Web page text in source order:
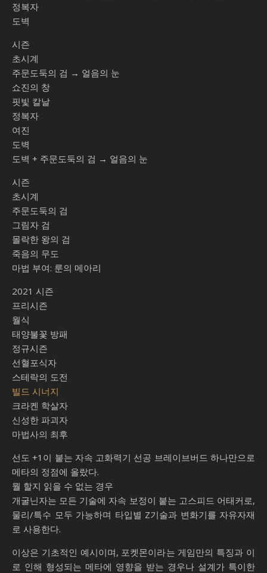
정복자
도벽
시즌
초시계
주문도둑의 검 → 얼음의 눈
쇼진의 창
핏빛 칼날
정복자
여진
도벽
도벽 + 주문도둑의 검 → 얼음의 눈
시즌
초시계
주문도둑의 검
그림자 검
몰락한 왕의 검
죽음의 무도
마법 부여: 룬의 메아리
2021 시즌
프리시즌
월식
태양불꽃 방패
정규시즌
선혈포식자
스테락의 도전
빌드 시너지
크라켄 학살자
신성한 파괴자
마법사의 최후
선도 +1이 붙는 자속 고화력기 선공 브레이브버드 하나만으로
메타의 정점에 올랐다.
뭘 할지 읽을 수 없는 경우
개굴닌자는 모든 기술에 자속 보정이 붙는 고스피드 어태커로,
물리/특수 모두 가능하며 타입별 Z기술과 변화기를 자유자재
로 사용한다.
이상은 기초적인 예시이며, 포켓몬이라는 게임만의 특징과 이
로 인해 형성되는 메타에 영향을 받는 경우나 설계가 특이한